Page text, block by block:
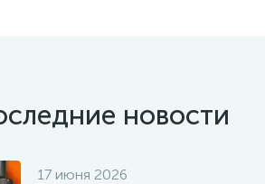
новости
17 июня 2026